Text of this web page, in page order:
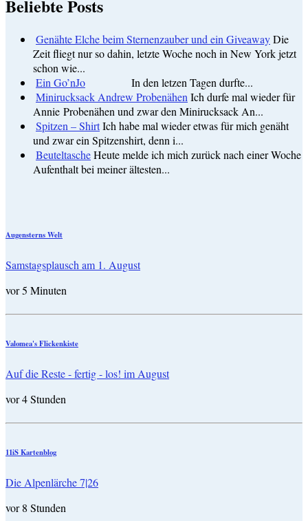
Beliebte Posts
Genähte Elche beim Sternenzauber und ein GiveawayDie
Zeit fliegt nur so dahin, letzte Woche noch in New York jetzt
schon wie...
Ein Go’nJo
In den letzen Tagen durfte...
Minirucksack Andrew Probenähen Ich durfe mal wieder für
Annie Probenähen und zwar den Minirucksack An...
Spitzen – ShirtIch habe mal wieder etwas für mich genäht
und zwar ein Spitzenshirt, denn i...
BeuteltascheHeute melde ich mich zurück nach einer Woche
Aufenthalt bei meiner ältesten...
Augensterns Welt
Samstagsplausch am 1. August
vor 5 Minuten
Valomea's Flickenkiste
Auf die Reste - fertig - los! im August
vor 4 Stunden
11iS Kartenblog
Die Alpenlärche 7|26
vor 8 Stunden